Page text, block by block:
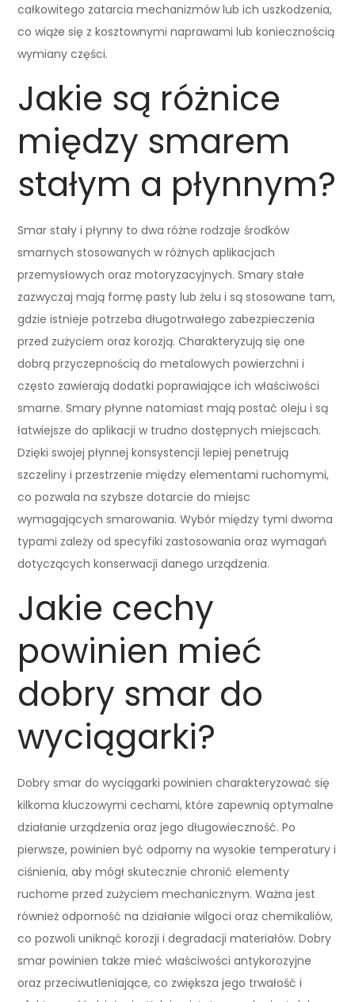
całkowitego zatarcia mechanizmów lub ich uszkodzenia,
co wiąże się z kosztownymi naprawami lub koniecznością
wymiany części.
Jakie są różnice
między smarem
stałym a płynnym?
Smar stały i płynny to dwa różne rodzaje środków
smarnych stosowanych w różnych aplikacjach
przemysłowych oraz motoryzacyjnych. Smary stałe
zazwyczaj mają formę pasty lub żelu i są stosowane tam,
gdzie istnieje potrzeba długotrwałego zabezpieczenia
przed zużyciem oraz korozją. Charakteryzują się one
dobrą przyczepnością do metalowych powierzchni i
często zawierają dodatki poprawiające ich właściwości
smarne. Smary płynne natomiast mają postać oleju i są
łatwiejsze do aplikacji w trudno dostępnych miejscach.
Dzięki swojej płynnej konsystencji lepiej penetrują
szczeliny i przestrzenie między elementami ruchomymi,
co pozwala na szybsze dotarcie do miejsc
wymagających smarowania. Wybór między tymi dwoma
typami zależy od specyfiki zastosowania oraz wymagań
dotyczących konserwacji danego urządzenia.
Jakie cechy
powinien mieć
dobry smar do
wyciągarki?
Dobry smar do wyciągarki powinien charakteryzować się
kilkoma kluczowymi cechami, które zapewnią optymalne
działanie urządzenia oraz jego długowieczność. Po
pierwsze, powinien być odporny na wysokie temperatury i
ciśnienia, aby mógł skutecznie chronić elementy
ruchome przed zużyciem mechanicznym. Ważna jest
również odporność na działanie wilgoci oraz chemikaliów,
co pozwoli uniknąć korozji i degradacji materiałów. Dobry
smar powinien także mieć właściwości antykorozyjne
oraz przeciwutleniające, co zwiększa jego trwałość i